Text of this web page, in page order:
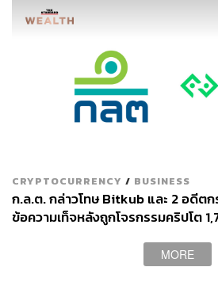
CRYPTOCURRENCY / BUSINESS
ก.ล.ต. กล่าวโทษ Bitkub และ 2 อดีต
ข้อความเท็จหลังถูกโจรกรรมคริปโต
MORE